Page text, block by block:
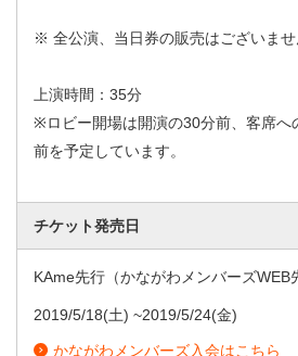
※ 全公演、当日券の販売はございませ
上演時間：35分
※ロビー開場は開演の30分前、客席へ
前を予定しています。
チケット発売日
KAme先行（かながわメンバーズWEB
2019/5/18(土) ~2019/5/24(金)
かながわメンバーズ入会はこちら